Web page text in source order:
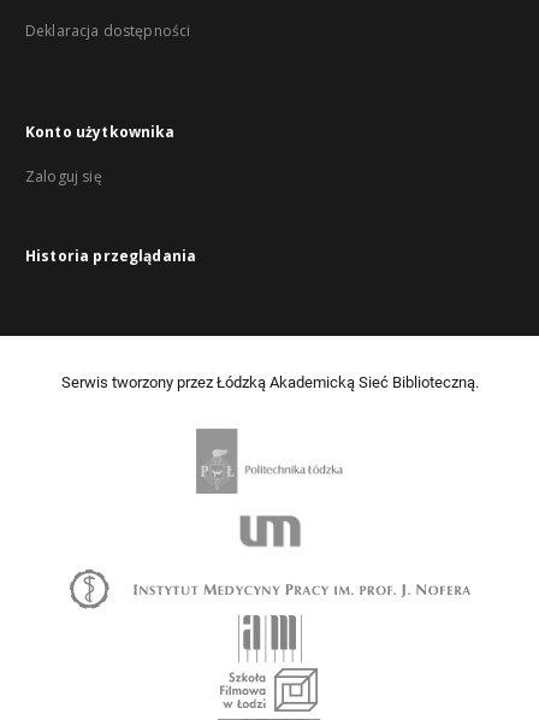
Deklaracja dostępności
Konto użytkownika
Zaloguj się
Historia przeglądania
Serwis tworzony przez Łódzką Akademicką Sieć Biblioteczną.